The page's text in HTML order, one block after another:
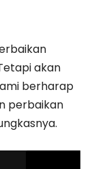
akan
berharap
perbaikan